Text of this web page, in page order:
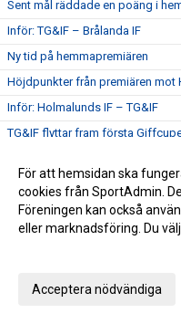
Sent mål räddade en poäng i
Inför: TG&IF – Brålanda IF
Ny tid på hemmapremiären
Höjdpunkter från premiären mot
Inför: Holmalunds IF – TG&IF
TG&IF flyttar fram första
Välkommen till vår nya hemsida
Inför: TG&IF – Götene IF
Bra årspremiär av juniorlaget
Entrèn
För att hemsidan ska
cookies från SportAdmin.
Föreningen kan också
eller marknadsföring. Du
Acceptera nödvändiga